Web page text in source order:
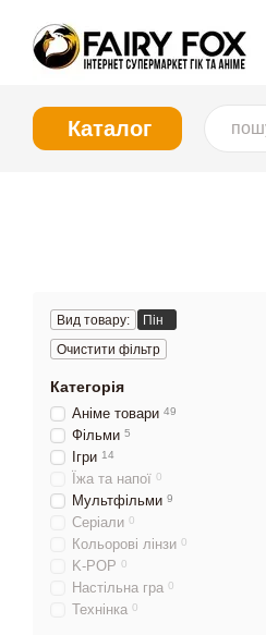
Каталог
Вид товару:
Пін
Очистити фільтр
Категорія
Аніме товари 49
Фільми 5
Ігри 14
Їжа та напої 0
Мультфільми 9
Серіали 0
Кольорові лінзи 0
K-POP 0
Настільна гра 0
Технінка 0